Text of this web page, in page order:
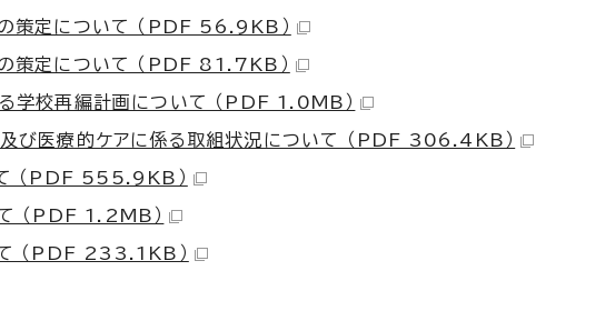
策定について （PDF 56.9KB）
策定について （PDF 81.7KB）
る学校再編計画について （PDF 1.0MB）
及び医療的ケアに係る取組状況について （PDF 306.4KB）
（PDF 555.9KB）
（PDF 1.2MB）
て （PDF 233.1KB）